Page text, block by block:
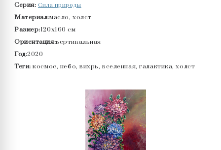
Серия: Сила природы
Материал:масло, холст
Размер:120x160 см
Ориентация:вертикальная
Год:2020
Теги: космос, небо, вихрь, вселенная, галактика, холст